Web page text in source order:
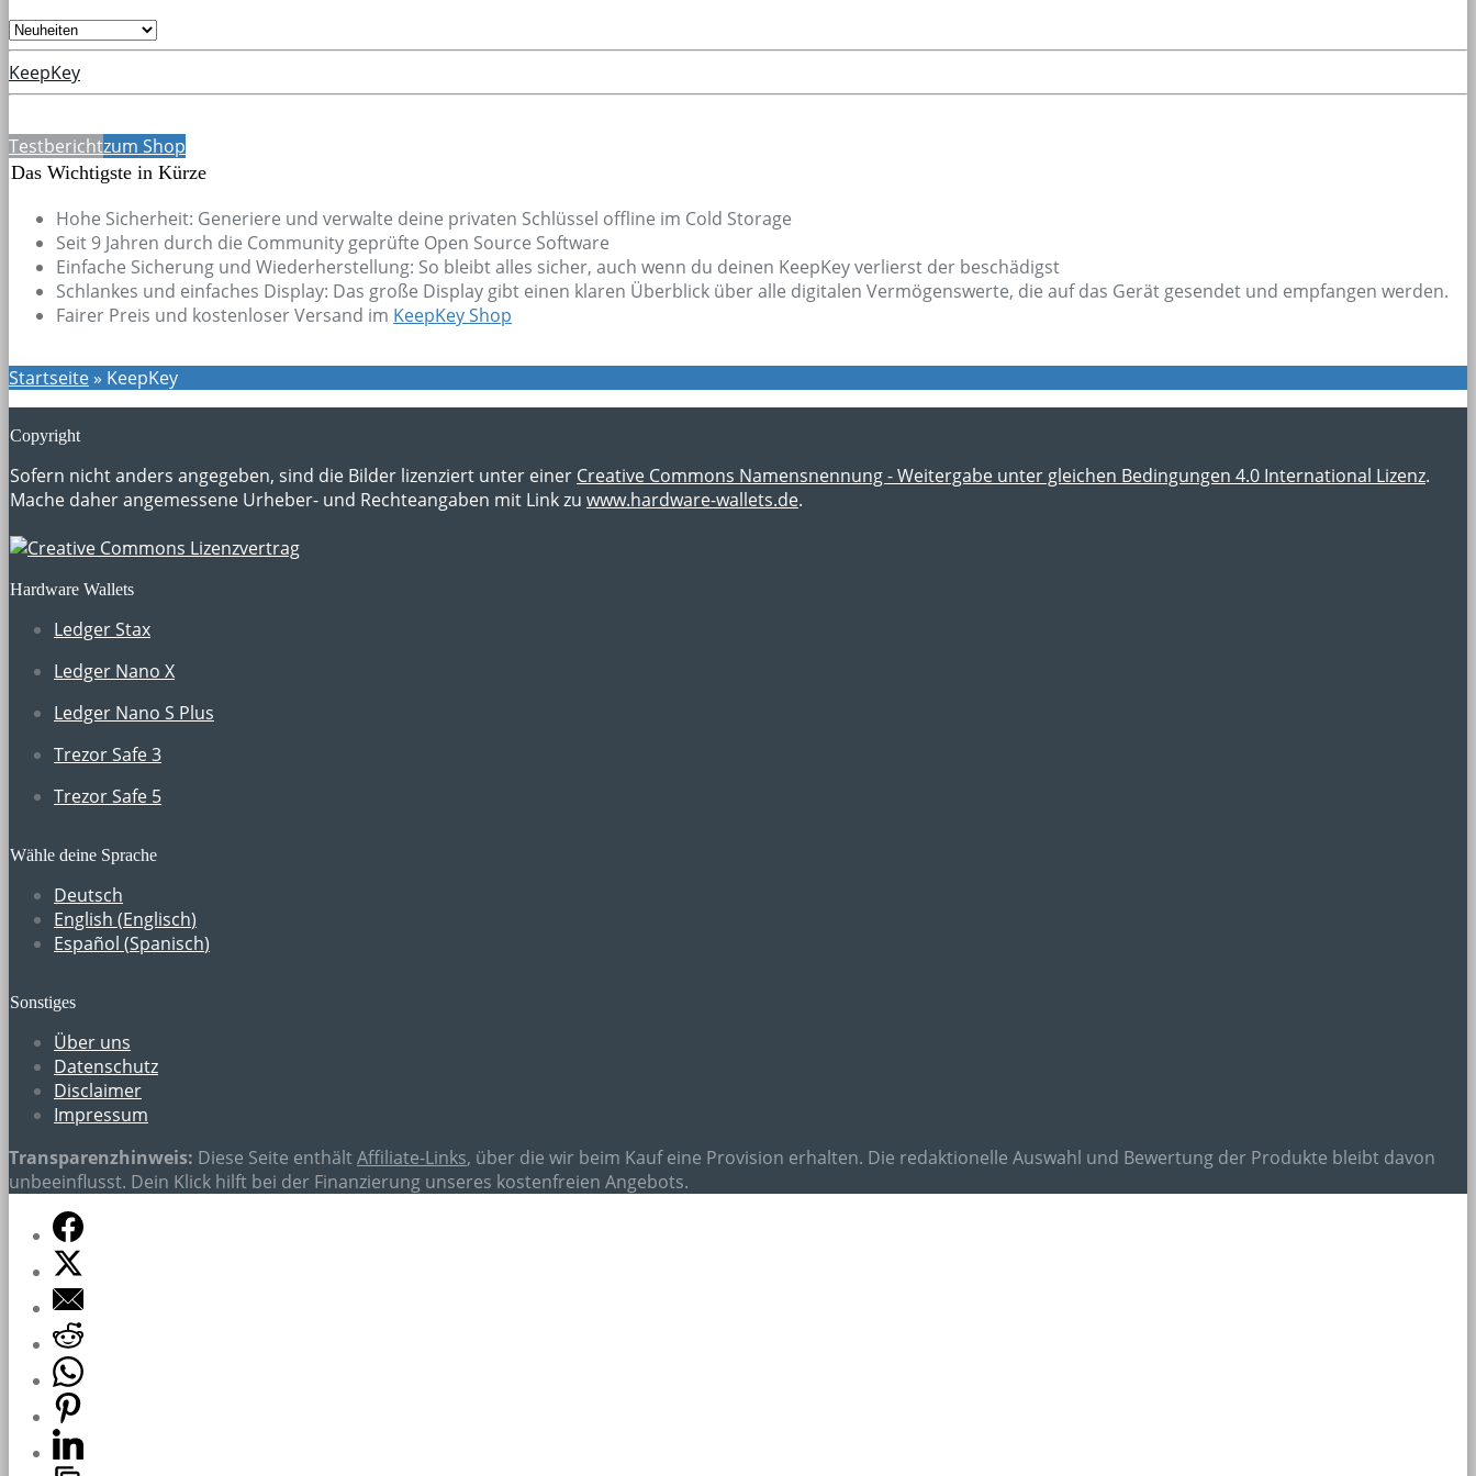
KeepKey
Testberichtzum Shop
Das Wichtigste in Kürze
Hohe Sicherheit: Generiere und verwalte deine privaten Schlüssel offline im Cold Storage
Seit 9 Jahren durch die Community geprüfte Open Source Software
Einfache Sicherung und Wiederherstellung: So bleibt alles sicher, auch wenn du deinen KeepKey verlierst der beschädigst
Schlankes und einfaches Display: Das große Display gibt einen klaren Überblick über alle digitalen Vermögenswerte, die auf das Gerät gesendet und empfangen werden.
Fairer Preis und kostenloser Versand im KeepKey Shop
Startseite» KeepKey
Copyright
Sofern nicht anders angegeben, sind die Bilder lizenziert unter einer Creative Commons Namensnennung - Weitergabe unter gleichen Bedingungen 4.0 International Lizenz.
Mache daher angemessene Urheber- und Rechteangaben mit Link zu www.hardware-wallets.de.
Hardware Wallets
Ledger Stax
Ledger Nano X
Ledger Nano S Plus
Trezor Safe 3
Trezor Safe 5
Wähle deine Sprache
Deutsch
English (Englisch)
Español (Spanisch)
Sonstiges
Über uns
Datenschutz
Disclaimer
Impressum
Transparenzhinweis: Diese Seite enthältAffiliate-Links, über die wir beim Kauf eine Provision erhalten. Die redaktionelle Auswahl und Bewertung der Produkte bleibt davon
unbeeinflusst. Dein Klick hilft bei der Finanzierung unseres kostenfreien Angebots.